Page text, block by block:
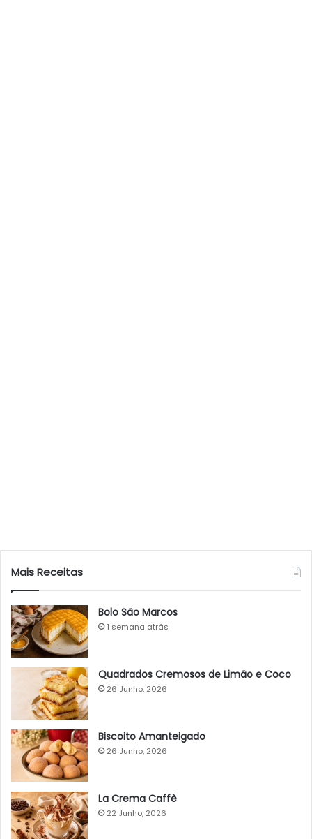
Mais Receitas
Bolo São Marcos
1 semana atrás
Quadrados Cremosos de Limão e Coco
26 Junho, 2026
Biscoito Amanteigado
26 Junho, 2026
La Crema Caffè
22 Junho, 2026